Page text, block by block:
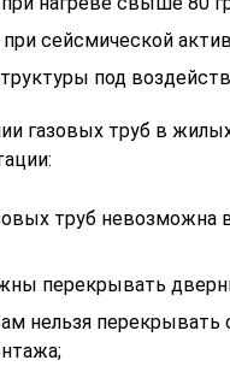
сейсмической
под
газовых труб в
труб невозможна
перекрывать
нельзя